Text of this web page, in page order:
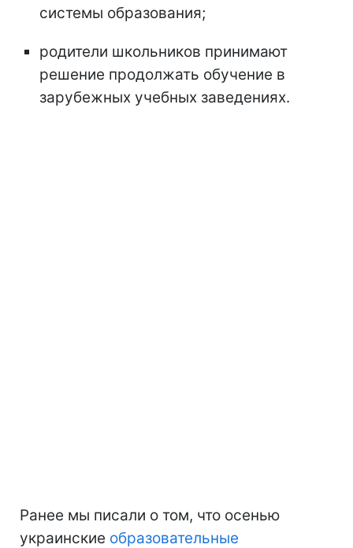
системы образования;
родители школьников принимают
решение продолжать обучение в
зарубежных учебных заведениях.
Ранее мы писали о том, что осенью
украинские образовательные